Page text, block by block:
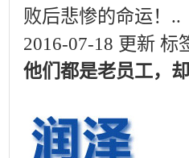
败后悲惨的命运！..
2016-07-18 更新 标
他们都是老员工，